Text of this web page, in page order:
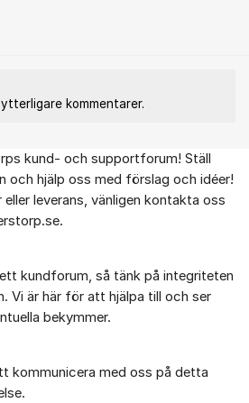
kommentarer.
kund- och supportforum! Ställ
och hjälp oss med förslag och idéer!
leverans, vänligen kontakta oss
kundforum, så tänk på integriteten
Vi är här för att hjälpa till och ser
bekymmer.
kommunicera med oss på detta